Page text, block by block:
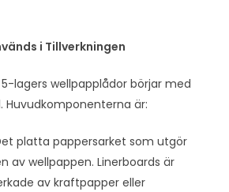
i Tillverkningen
lagers wellpapplådor börjar med
Huvudkomponenterna är:
platta pappersarket som utgör
av wellpappen. Linerboards är
av kraftpapper eller